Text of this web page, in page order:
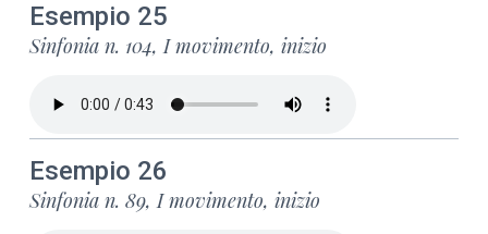
Esempio 25
Sinfonia n. 104, I movimento, inizio
Esempio 26
Sinfonia n. 89, I movimento, inizio